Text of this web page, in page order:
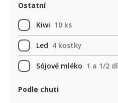
Ostatní
Kiwi 10 ks
Led 4 kostky
Sójové mléko 1 a 1/2 dl
Podle chuti